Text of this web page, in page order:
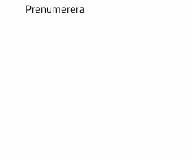
Prenumerera